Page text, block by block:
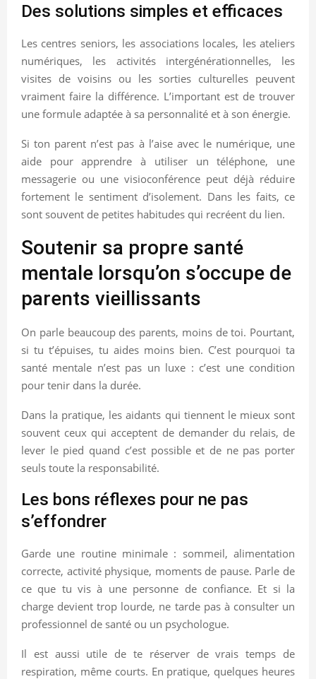
Des solutions simples et efficaces
Les centres seniors, les associations locales, les ateliers
numériques, les activités intergénérationnelles, les
visites de voisins ou les sorties culturelles peuvent
vraiment faire la différence. L’important est de trouver
une formule adaptée à sa personnalité et à son énergie.
Si ton parent n’est pas à l’aise avec le numérique, une
aide pour apprendre à utiliser un téléphone, une
messagerie ou une visioconférence peut déjà réduire
fortement le sentiment d’isolement. Dans les faits, ce
sont souvent de petites habitudes qui recréent du lien.
Soutenir sa propre santé
mentale lorsqu’on s’occupe de
parents vieillissants
On parle beaucoup des parents, moins de toi. Pourtant,
si tu t’épuises, tu aides moins bien. C’est pourquoi ta
santé mentale n’est pas un luxe : c’est une condition
pour tenir dans la durée.
Dans la pratique, les aidants qui tiennent le mieux sont
souvent ceux qui acceptent de demander du relais, de
lever le pied quand c’est possible et de ne pas porter
seuls toute la responsabilité.
Les bons réflexes pour ne pas
s’effondrer
Garde une routine minimale : sommeil, alimentation
correcte, activité physique, moments de pause. Parle de
ce que tu vis à une personne de confiance. Et si la
charge devient trop lourde, ne tarde pas à consulter un
professionnel de santé ou un psychologue.
Il est aussi utile de te réserver de vrais temps de
respiration, même courts. En pratique, quelques heures